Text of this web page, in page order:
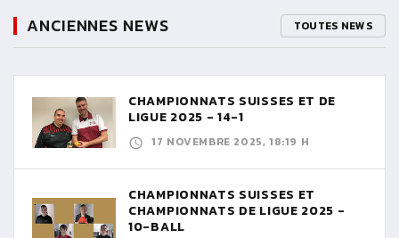
ANCIENNES NEWS TOUTES NEWS
CHAMPIONNATS SUISSES ET DE
LIGUE 2025 - 14-1
17 NOVEMBRE 2025, 18:19 H
CHAMPIONNATS SUISSES ET
CHAMPIONNATS DE LIGUE 2025 -
10-BALL